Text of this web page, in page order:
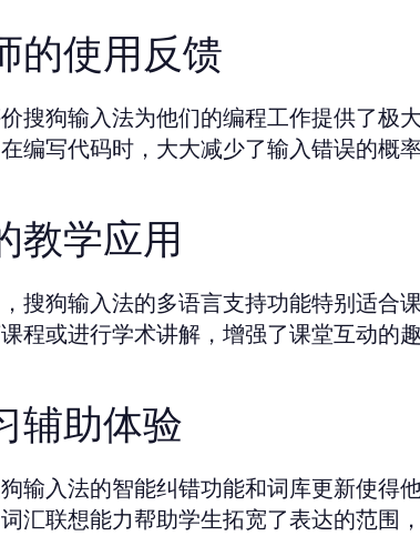
的使用反馈
搜狗输入法为他们的编程工作提供了极
编写代码时，大大减少了输入错误的概
教学应用
搜狗输入法的多语言支持功能特别适合
程或进行学术讲解，增强了课堂互动的趣
辅助体验
输入法的智能纠错功能和词库更新使得
汇联想能力帮助学生拓宽了表达的范围